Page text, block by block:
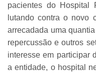
pacientes do Hospital
lutando contra o novo
arrecadada uma
repercussão e outros
interesse em participar
a entidade, o hospital